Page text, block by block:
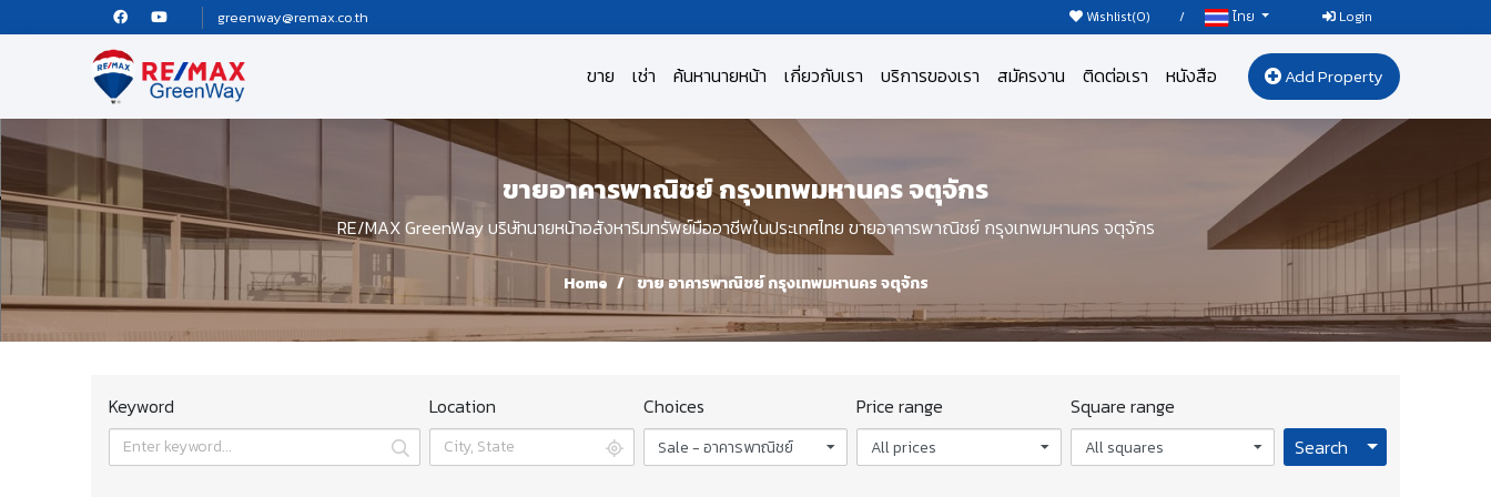
greenway@remax.co.th Wishlist(0) / ไทย Login
ขาย เช่า ค้นหานายหน้า เกี่ยวกับเรา บริการของเรา สมัครงาน ติดต่อเรา หนังสือ Add Property
ขายอาคารพาณิชย์ กรุงเทพมหานคร จตุจักร
RE/MAX GreenWay บริษัทนายหน้าอสังหาริมทรัพย์มืออาชีพในประเทศไทย ขายอาคารพาณิชย์ กรุงเทพมหานคร จตุจักร
Home ขาย อาคารพาณิชย์ กรุงเทพมหานคร จตุจักร
Keyword Location Choices
Sale - อาคารพาณิชย์
Price range
All prices
Square range
All squares Search Toggle